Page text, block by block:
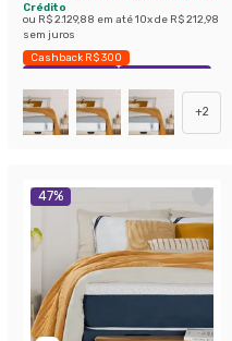
Crédito
ou R$ 2.129,88 em até10x de R$ 212,98
sem juros
Cashback R$ 300
Exclusivo Mobly
Economize 36%
+2
47%